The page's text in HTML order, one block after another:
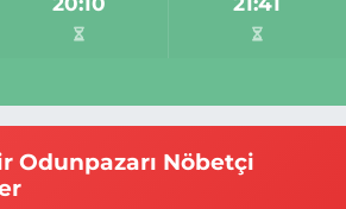
Odunpazarı Nöbetçi